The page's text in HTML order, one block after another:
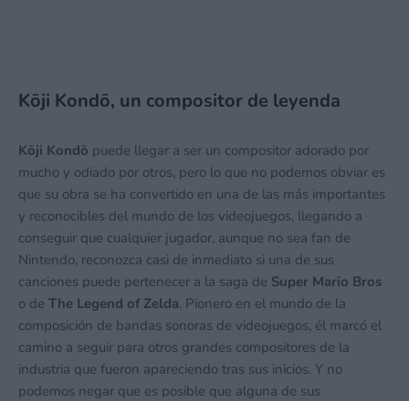
Kōji Kondō, un compositor de leyenda
Kōji Kondō puede llegar a ser un compositor adorado por
mucho y odiado por otros, pero lo que no podemos obviar es
que su obra se ha convertido en una de las más importantes
y reconocibles del mundo de los videojuegos, llegando a
conseguir que cualquier jugador, aunque no sea fan de
Nintendo, reconozca casi de inmediato si una de sus
canciones puede pertenecer a la saga de Super Mario Bros
o de The Legend of Zelda. Pionero en el mundo de la
composición de bandas sonoras de videojuegos, él marcó el
camino a seguir para otros grandes compositores de la
industria que fueron apareciendo tras sus inicios. Y no
podemos negar que es posible que alguna de sus